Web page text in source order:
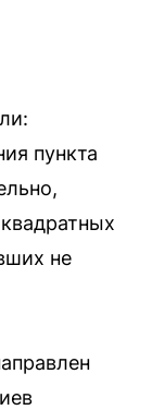
пункта
не